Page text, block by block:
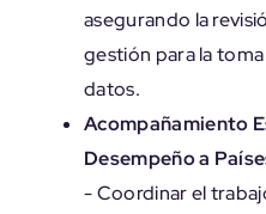
asegurando la
gestión para la
datos.
Acompañamiento
Desempeño a
- Coordinar el